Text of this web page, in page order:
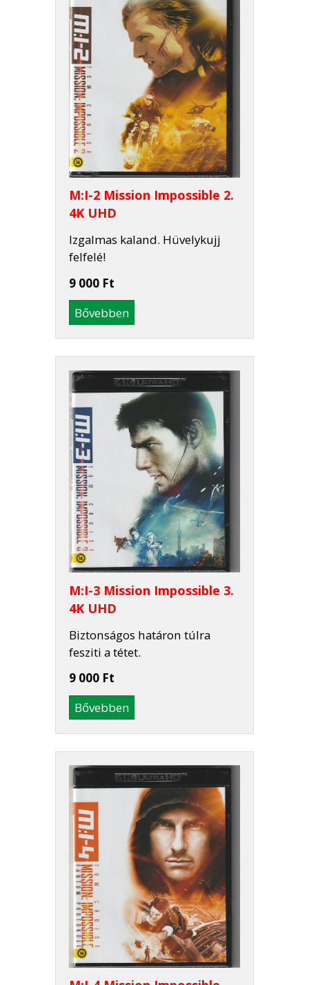
M:I-2 Mission Impossible 2.
4K UHD
Izgalmas kaland. Hüvelykujj
felfelé!
9 000 Ft
Bővebben
M:I-3 Mission Impossible 3.
4K UHD
Biztonságos határon túlra
fesziti a tétet.
9 000 Ft
Bővebben